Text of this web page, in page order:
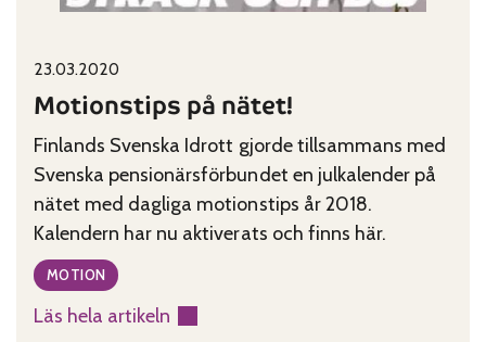
Published on:
23.03.2020
Motionstips på nätet!
Finlands Svenska Idrott gjorde tillsammans med
Svenska pensionärsförbundet en julkalender på
nätet med dagliga motionstips år 2018.
Kalendern har nu aktiverats och finns här.
Categories:
MOTION
Läs hela artikeln
: